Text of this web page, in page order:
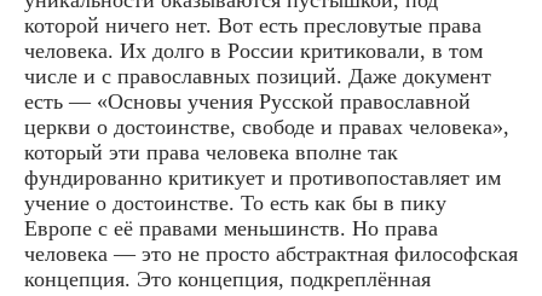
которой ничего нет. Вот есть пресловутые права
человека. Их долго в России критиковали, в том
числе и с православных позиций. Даже документ
есть — «Основы учения Русской православной
церкви о достоинстве, свободе и правах человека»,
который эти права человека вполне так
фундированно критикует и противопоставляет им
учение о достоинстве. То есть как бы в пику
Европе с её правами меньшинств. Но права
человека — это не просто абстрактная философская
концепция. Это концепция, подкреплённая